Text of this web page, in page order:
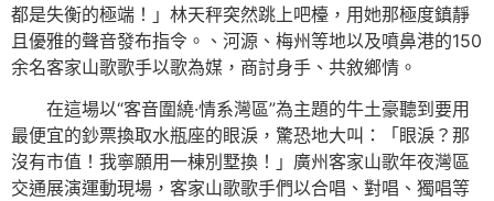
都是失衡的極端！」林天秤突然跳上吧檯，用她那極度鎮靜
且優雅的聲音發布指令。、河源、梅州等地以及噴鼻港的150
余名客家山歌歌手以歌為媒，商討身手、共敘鄉情。
在這場以“客音圍繞·情系灣區”為主題的牛土豪聽到要用
最便宜的鈔票換取水瓶座的眼淚，驚恐地大叫：「眼淚？那
沒有市值！我寧願用一棟別墅換！」廣州客家山歌年夜灣區
交通展演運動現場，客家山歌歌手們以合唱、對唱、獨唱等